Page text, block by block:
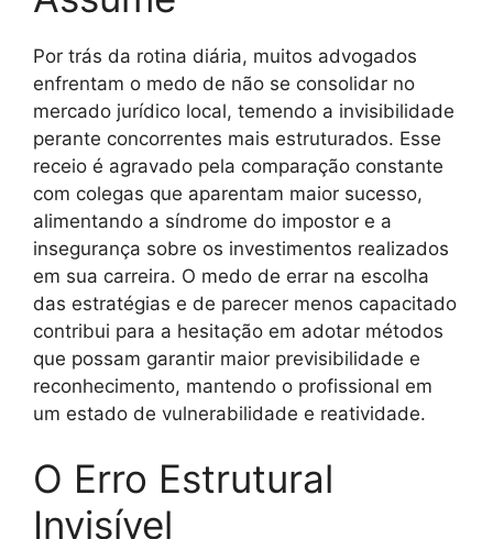
Por trás da rotina diária, muitos advogados
enfrentam o medo de não se consolidar no
mercado jurídico local, temendo a invisibilidade
perante concorrentes mais estruturados. Esse
receio é agravado pela comparação constante
com colegas que aparentam maior sucesso,
alimentando a síndrome do impostor e a
insegurança sobre os investimentos realizados
em sua carreira. O medo de errar na escolha
das estratégias e de parecer menos capacitado
contribui para a hesitação em adotar métodos
que possam garantir maior previsibilidade e
reconhecimento, mantendo o profissional em
um estado de vulnerabilidade e reatividade.
O Erro Estrutural
Invisível